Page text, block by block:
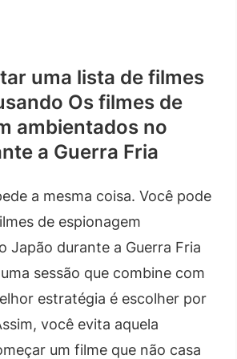
uma lista de filmes
Os filmes de
ambientados no
a Guerra Fria
a mesma coisa. Você pode
de espionagem
Japão durante a Guerra Fria
sessão que combine com
estratégia é escolher por
você evita aquela
um filme que não casa